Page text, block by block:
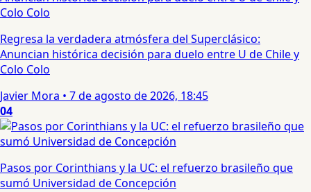
Regresa la verdadera atmósfera del Superclásico:
Anuncian histórica decisión para duelo entre U de Chile y
Colo Colo
Javier Mora • 7 de agosto de 2026, 18:45
04
Pasos por Corinthians y la UC: el refuerzo brasileño que
sumó Universidad de Concepción